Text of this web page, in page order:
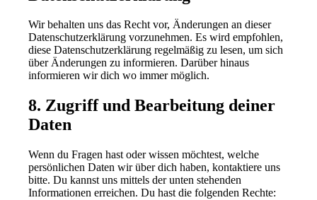
Wir behalten uns das Recht vor, Änderungen an dieser
Datenschutzerklärung vorzunehmen. Es wird empfohlen,
diese Datenschutzerklärung regelmäßig zu lesen, um sich
über Änderungen zu informieren. Darüber hinaus
informieren wir dich wo immer möglich.
8. Zugriff und Bearbeitung deiner
Daten
Wenn du Fragen hast oder wissen möchtest, welche
persönlichen Daten wir über dich haben, kontaktiere uns
bitte. Du kannst uns mittels der unten stehenden
Informationen erreichen. Du hast die folgenden Rechte: